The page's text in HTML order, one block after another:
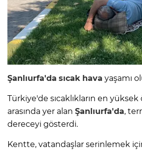
Şanlıurfa'da sıcak hava yaşamı
Türkiye'de sıcaklıkların en
arasında yer alan Şanlıurfa'da,
dereceyi gösterdi.
Kentte, vatandaşlar serinlemek